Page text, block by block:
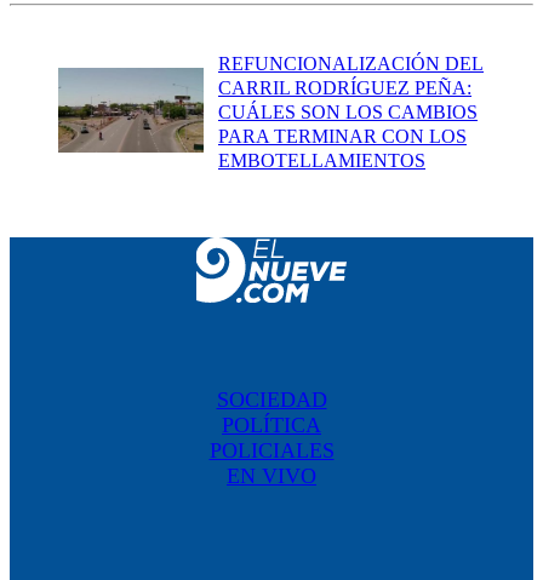
REFUNCIONALIZACIÓN DEL
CARRIL RODRÍGUEZ PEÑA:
CUÁLES SON LOS CAMBIOS
PARA TERMINAR CON LOS
EMBOTELLAMIENTOS
SOCIEDAD
POLÍTICA
POLICIALES
EN VIVO